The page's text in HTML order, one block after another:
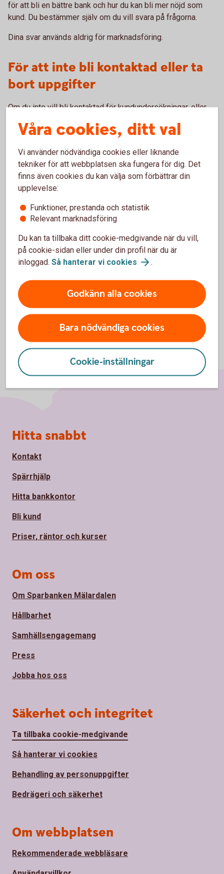
för att bli en bättre bank och hur du kan bli mer nöjd som
kund. Du bestämmer själv om du vill svara på frågorna.
Dina svar används aldrig för marknadsföring.
För att inte bli kontaktad eller ta
bort uppgifter
Om du inte vill bli kontaktad för kundundersökningar, eller
anonym, kan du kontakta oss och be att vi tar bort dina svar.
ring 0771-82 70 00.
Information om behandling av
personuppgifter
kundundersökningar hanteras enligt gällande lagstiftning
och sparas som längst i två år.
Våra cookies, ditt val
Vi använder nödvändiga cookies eller liknande
tekniker för att webbplatsen ska fungera för dig. Det
finns även cookies du kan välja som förbättrar din
upplevelse:
Funktioner, prestanda och statistik
Relevant marknadsföring
Du kan ta tillbaka ditt cookie-medgivande när du vill,
på cookie-sidan eller under din profil när du är
inloggad. Så hanterar vi cookies .
Godkänn alla cookies
Bara nödvändiga cookies
Cookie-inställningar
Sidfot
Hitta snabbt
Kontakt
Spärrhjälp
Hitta bankkontor
Bli kund
Priser, räntor och kurser
Om oss
Om Sparbanken Mälardalen
Hållbarhet
Samhällsengagemang
Press
Jobba hos oss
Säkerhet och integritet
Ta tillbaka cookie-medgivande
Så hanterar vi cookies
Behandling av personuppgifter
Bedrägeri och säkerhet
Om webbplatsen
Rekommenderade webbläsare